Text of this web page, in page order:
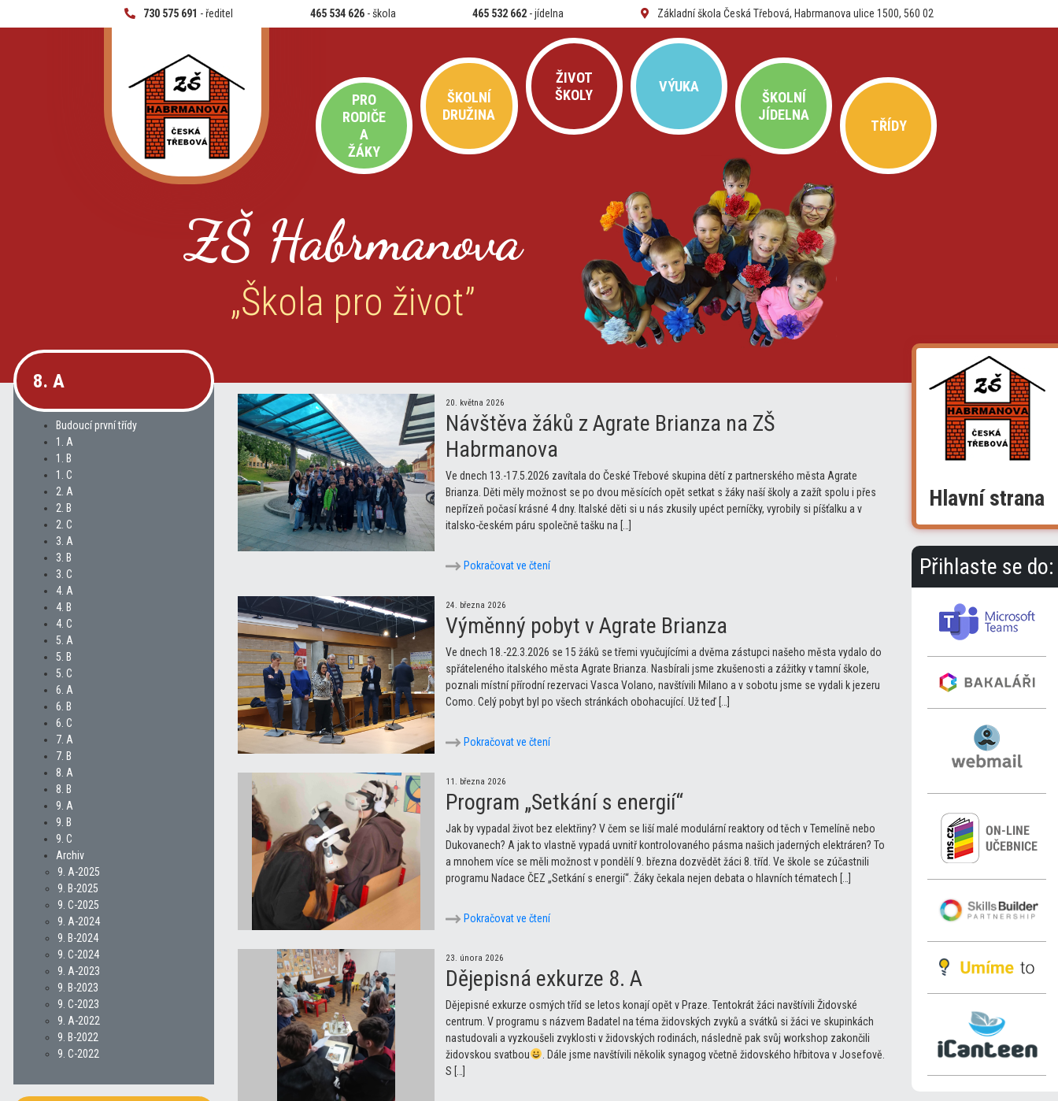
730 575 691 - ředitel 465 534 626- škola 465 532 662 - jídelna Základní škola Česká Třebová, Habrmanova ulice 1500, 560 02
PRO
RODIČE
A
ŽÁKY
ŠKOLNÍ
DRUŽINA
ŽIVOT
ŠKOLY
VÝUKA
ŠKOLNÍ
JÍDELNA
TŘÍDY
ZŠ Habrmanova
„Škola pro život”
Hlavní strana
Přihlaste se do:
8. A
Budoucí první třídy
1. A
1. B
1. C
2. A
2. B
2. C
3. A
3. B
3. C
4. A
4. B
4. C
5. A
5. B
5. C
6. A
6. B
6. C
7. A
7. B
8. A
8. B
9. A
9. B
9. C
Archiv
9. A-2025
9. B-2025
9. C-2025
9. A-2024
9. B-2024
9. C-2024
9. A-2023
9. B-2023
9. C-2023
9. A-2022
9. B-2022
9. C-2022
20. května 2026
Návštěva žáků z Agrate Brianza na ZŠ
Habrmanova
Ve dnech 13.-17.5.2026 zavítala do České Třebové skupina dětí z partnerského města Agrate
Brianza. Děti měly možnost se po dvou měsících opět setkat s žáky naší školy a zažít spolu i přes
nepřízeň počasí krásné 4 dny. Italské děti si u nás zkusily upéct perníčky, vyrobily si píšťalku a v
italsko-českém páru společně tašku na […]
Pokračovat ve čtení
24. března 2026
Výměnný pobyt v Agrate Brianza
Ve dnech 18.-22.3.2026 se 15 žáků se třemi vyučujícími a dvěma zástupci našeho města vydalo do
spřáteleného italského města Agrate Brianza. Nasbírali jsme zkušenosti a zážitky v tamní škole,
poznali místní přírodní rezervaci Vasca Volano, navštívili Milano a v sobotu jsme se vydali k jezeru
Como. Celý pobyt byl po všech stránkách obohacující. Už teď […]
Pokračovat ve čtení
11. března 2026
Program „Setkání s energií“
Jak by vypadal život bez elektřiny? V čem se liší malé modulární reaktory od těch v Temelíně nebo
Dukovanech? A jak to vlastně vypadá uvnitř kontrolovaného pásma našich jaderných elektráren? To
a mnohem více se měli možnost v pondělí 9. března dozvědět žáci 8. tříd. Ve škole se zúčastnili
programu Nadace ČEZ „Setkání s energií“. Žáky čekala nejen debata o hlavních tématech […]
Pokračovat ve čtení
23. února 2026
Dějepisná exkurze 8. A
Dějepisné exkurze osmých tříd se letos konají opět v Praze. Tentokrát žáci navštívili Židovské
centrum. V programu s názvem Badatel na téma židovských zvyků a svátků si žáci ve skupinkách
nastudovali a vyzkoušeli zvyklosti v židovských rodinách, následně pak svůj workshop zakončili
židovskou svatbou
. Dále jsme navštívili několik synagog včetně židovského hřbitova v Josefově.
S […]